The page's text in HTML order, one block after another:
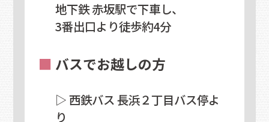
地下鉄 赤坂駅で下車し、
3番出口より徒歩約4分
■ バスでお越しの方
▷ 西鉄バス 長浜２丁目バス停よ
り